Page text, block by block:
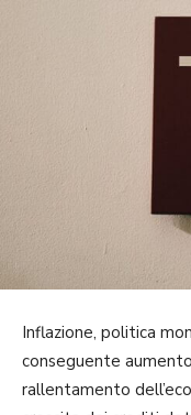
Inflazione, politica
conseguente
rallentamento